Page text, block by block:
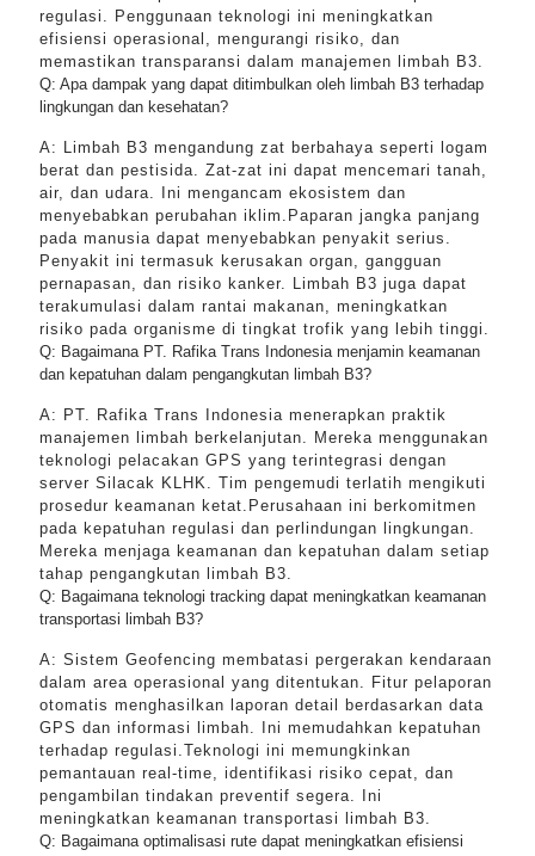
regulasi. Penggunaan teknologi ini meningkatkan
efisiensi operasional, mengurangi risiko, dan
memastikan transparansi dalam manajemen limbah B3.
Q: Apa dampak yang dapat ditimbulkan oleh limbah B3 terhadap
lingkungan dan kesehatan?
A: Limbah B3 mengandung zat berbahaya seperti logam
berat dan pestisida. Zat-zat ini dapat mencemari tanah,
air, dan udara. Ini mengancam ekosistem dan
menyebabkan perubahan iklim.Paparan jangka panjang
pada manusia dapat menyebabkan penyakit serius.
Penyakit ini termasuk kerusakan organ, gangguan
pernapasan, dan risiko kanker. Limbah B3 juga dapat
terakumulasi dalam rantai makanan, meningkatkan
risiko pada organisme di tingkat trofik yang lebih tinggi.
Q: Bagaimana PT. Rafika Trans Indonesia menjamin keamanan
dan kepatuhan dalam pengangkutan limbah B3?
A: PT. Rafika Trans Indonesia menerapkan praktik
manajemen limbah berkelanjutan. Mereka menggunakan
teknologi pelacakan GPS yang terintegrasi dengan
server Silacak KLHK. Tim pengemudi terlatih mengikuti
prosedur keamanan ketat.Perusahaan ini berkomitmen
pada kepatuhan regulasi dan perlindungan lingkungan.
Mereka menjaga keamanan dan kepatuhan dalam setiap
tahap pengangkutan limbah B3.
Q: Bagaimana teknologi tracking dapat meningkatkan keamanan
transportasi limbah B3?
A: Sistem Geofencing membatasi pergerakan kendaraan
dalam area operasional yang ditentukan. Fitur pelaporan
otomatis menghasilkan laporan detail berdasarkan data
GPS dan informasi limbah. Ini memudahkan kepatuhan
terhadap regulasi.Teknologi ini memungkinkan
pemantauan real-time, identifikasi risiko cepat, dan
pengambilan tindakan preventif segera. Ini
meningkatkan keamanan transportasi limbah B3.
Q: Bagaimana optimalisasi rute dapat meningkatkan efisiensi